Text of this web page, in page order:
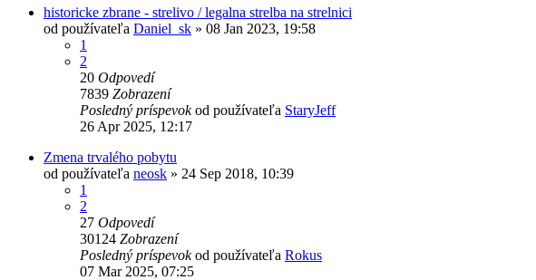
historicke zbrane - strelivo / legalna strelba na strelnici
od používateľa Daniel_sk » 08 Jan 2023, 19:58
1
2
20 Odpovedí
7839 Zobrazení
Posledný príspevokod používateľa StaryJeff
26 Apr 2025, 12:17
Zmena trvalého pobytu
od používateľa neosk » 24 Sep 2018, 10:39
1
2
27 Odpovedí
30124 Zobrazení
Posledný príspevokod používateľa Rokus
07 Mar 2025, 07:25